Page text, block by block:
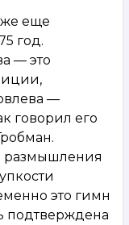
же еще
год.
— это
—
говорил его
размышления
это гимн
подтверждена